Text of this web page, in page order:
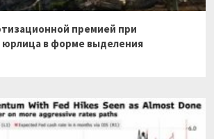
премией при
юрлица в форме выделения